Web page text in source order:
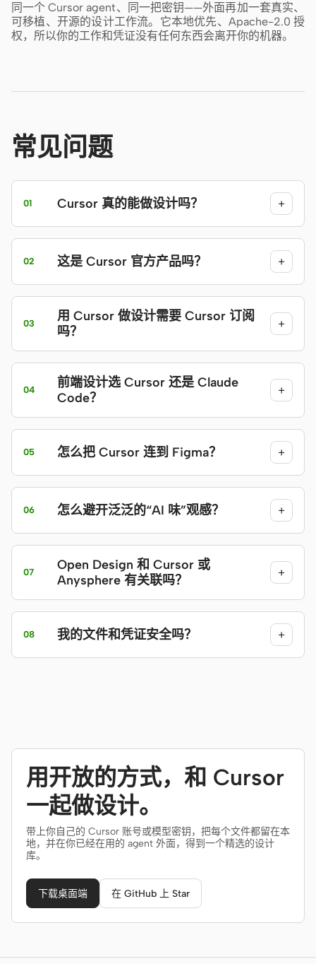
同一个 Cursor agent、同一把密钥——外面再加一套真实、
可移植、开源的设计工作流。它本地优先、Apache-2.0 授
权，所以你的工作和凭证没有任何东西会离开你的机器。
常见问题
01 Cursor 真的能做设计吗？ +
02 这是 Cursor 官方产品吗？ +
03
用 Cursor 做设计需要 Cursor 订阅
吗？
+
04
前端设计选 Cursor 还是 Claude
Code？
+
05 怎么把 Cursor 连到 Figma？ +
06 怎么避开泛泛的“AI 味”观感？ +
07
Open Design 和 Cursor 或
Anysphere 有关联吗？
+
08 我的文件和凭证安全吗？ +
用开放的方式，和 Cursor
一起做设计。
带上你自己的 Cursor 账号或模型密钥，把每个文件都留在本
地，并在你已经在用的 agent 外面，得到一个精选的设计
库。
下载桌面端 在 GitHub 上 Star